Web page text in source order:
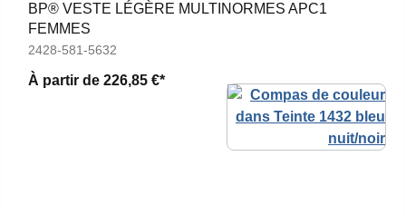
BP® VESTE LÉGÈRE MULTINORMES APC1
FEMMES
2428-581-5632
À partir de 226,85 €*